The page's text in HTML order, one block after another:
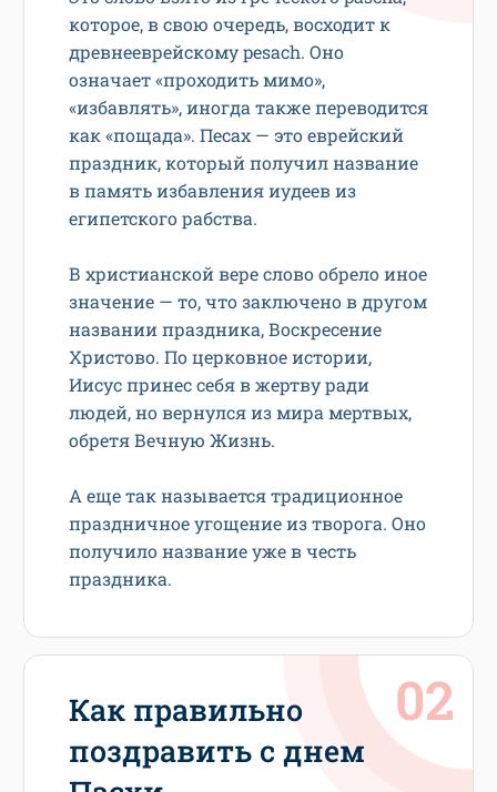
которое, в свою очередь, восходит к
древнееврейскому pesach. Оно
означает «проходить мимо»,
«избавлять», иногда также переводится
как «пощада». Песах — это еврейский
праздник, который получил название
в память избавления иудеев из
египетского рабства.
В христианской вере слово обрело иное
значение — то, что заключено в другом
названии праздника, Воскресение
Христово. По церковное истории,
Иисус принес себя в жертву ради
людей, но вернулся из мира мертвых,
обретя Вечную Жизнь.
А еще так называется традиционное
праздничное угощение из творога. Оно
получило название уже в честь
праздника.
Как правильно
поздравить с днем